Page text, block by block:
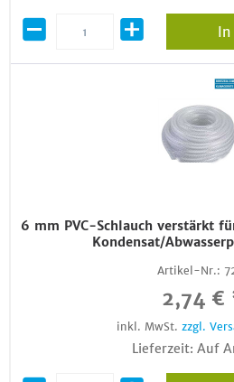
In
6 mm PVC-Schlauch verstärkt
Kondensat/
Artikel-Nr.:
2,74 €
inkl. MwSt. zzgl.
Lieferzeit: Auf